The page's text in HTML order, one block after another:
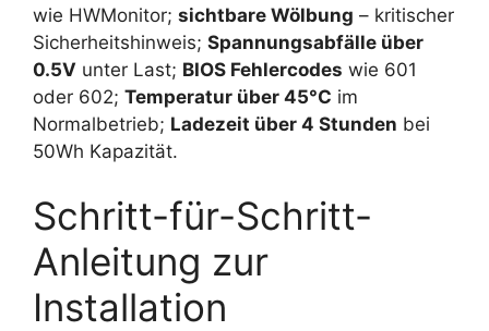
wie HWMonitor; sichtbare Wölbung – kritischer
Sicherheitshinweis; Spannungsabfälle über
0.5V unter Last; BIOS Fehlercodes wie 601
oder 602; Temperatur über 45°C im
Normalbetrieb; Ladezeit über 4 Stunden bei
50Wh Kapazität.
Schritt-für-Schritt-
Anleitung zur
Installation